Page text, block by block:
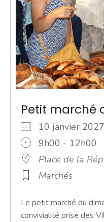
Petit marché
10 janvier
9h00 - 12h00
Place de la
Marchés
Le petit marché du
convivialité prisé des